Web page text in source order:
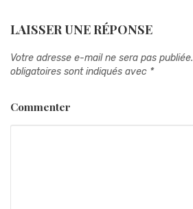
LAISSER UNE RÉPONSE
Votre adresse e-mail ne sera pas publiée.
obligatoires sont indiqués avec *
Commenter